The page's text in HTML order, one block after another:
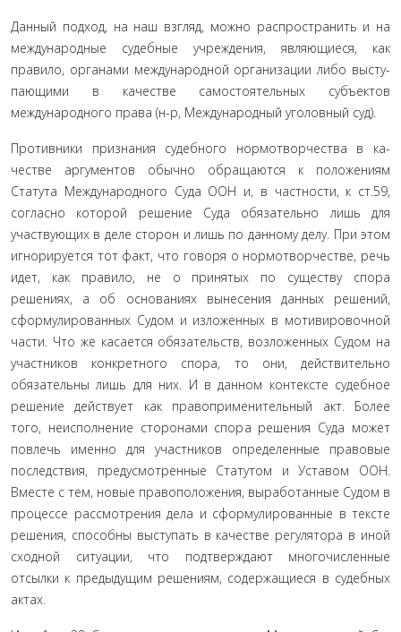
Данный подход, на наш взгляд, можно распространить и на
международные судебные учреждения, являющиеся, как
правило, органами международной организации либо высту­
пающими в качестве самостоятельных субъектов
международ­ного права (н-р, Международный уголовный суд).
Противники признания судебного нормотворчества в ка­
честве аргументов обычно обращаются к положениям
Статута Международного Суда ООН и, в частности, к ст.59,
согласно которой решение Суда обязательно лишь для
участвующих в деле сторон и лишь по данному делу. При этом
игнориру­ется тот факт, что говоря о нормотворчестве, речь
идет, как правило, не о принятых по существу спора
решениях, а об основаниях вынесения данных решений,
сформулированных Судом и изложенных в мотивировочной
части. Что же каса­ется обязательств, возложенных Судом на
участников конкрет­ного спора, то они, действительно
обязательны лишь для них. И в данном контексте судебное
решение действует как право­применительный акт. Более
того, неисполнение сторонами спора решения Суда может
повлечь именно для участников определенные правовые
последствия, предусмотренные Ста­тутом и Уставом ООН.
Вместе с тем, новые правоположения, выработанные Судом в
процессе рассмотрения дела и сфор­мулированные в тексте
решения, способны выступать в каче­стве регулятора в иной
сходной ситуации, что подтверждают многочисленные
отсылки к предыдущим решениям, содержа­щиеся в судебных
актах.